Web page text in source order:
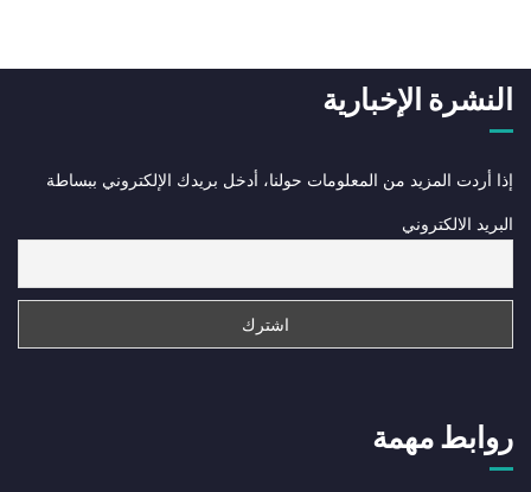
روابط مهمة
النشرة الإخبارية
إذا أردت المزيد من المعلومات حولنا، أدخل بريدك الإلكتروني ببساطة
البريد الالكتروني